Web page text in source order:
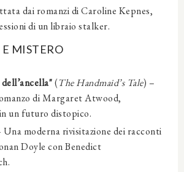
dai romanzi di Caroline Kepnes,
di un libraio stalker.
MISTERO
(The Handmaid’s Tale) –
di Margaret Atwood,
un futuro distopico.
Una moderna rivisitazione dei racconti
Doyle con Benedict